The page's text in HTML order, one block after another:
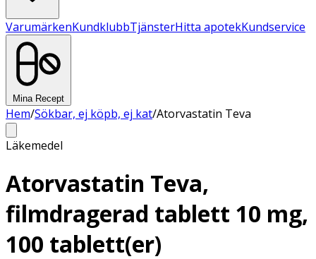
VarumärkenKundklubbTjänsterHitta apotekKundservice
Mina Recept
Hem/Sökbar, ej köpb, ej kat/Atorvastatin Teva
Läkemedel
Atorvastatin Teva,
filmdragerad tablett 10 mg,
100 tablett(er)